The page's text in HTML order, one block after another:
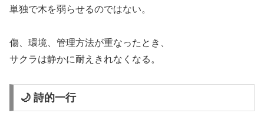
単独で木を弱らせるのではない。
傷、環境、管理方法が重なったとき、
サクラは静かに耐えきれなくなる。
🌙 詩的一行